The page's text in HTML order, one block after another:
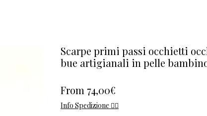
Scarpe primi passi occhietti
bue artigianali in pelle
From 74,00€
Info Spedizione 👈🏻